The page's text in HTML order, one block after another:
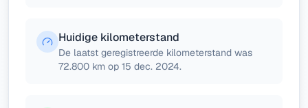
Huidige kilometerstand
De laatst geregistreerde kilometerstand was
72.800 km op 15 dec. 2024.